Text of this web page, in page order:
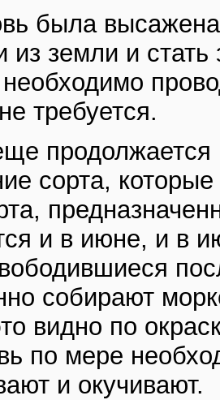
была
из земли и
требуется.
продолжается
сорта,
и в июне, и в
собирают
видно по
по мере
и окучивают.